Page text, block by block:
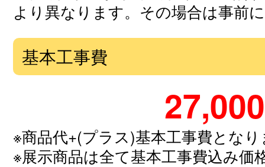
より異なります。その場合は事前
基本工事費
27,000
※商品代+(プラス)基本工事費とな
※展示商品は全て基本工事費込み価